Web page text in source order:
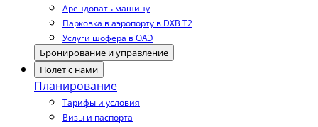
Арендовать машину
Парковка в аэропорту в DXB T2
Услуги шофера в ОАЭ
Бронирование и управление
Полет с нами
Планирование
Тарифы и условия
Визы и паспорта